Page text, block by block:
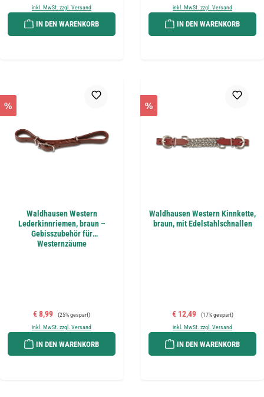
inkl. MwSt. zzgl. Versand
IN DEN WARENKORB
inkl. MwSt. zzgl. Versand
IN DEN WARENKORB
%
Waldhausen Western
Lederkinnriemen, braun –
Gebisszubehör für
Westernzäume
Verkaufspreis:
€ 8,99 Regulärer Preis:
(25% gespart)
inkl. MwSt. zzgl. Versand
IN DEN WARENKORB
%
Waldhausen Western Kinnkette,
braun, mit Edelstahlschnallen
Verkaufspreis:
€ 12,49 Regulärer Preis:
(17% gespart)
inkl. MwSt. zzgl. Versand
IN DEN WARENKORB